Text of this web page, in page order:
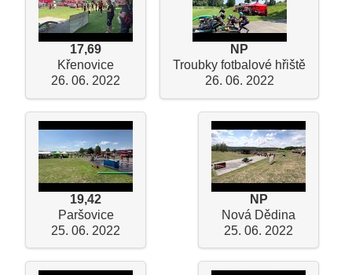
17,69
Křenovice
26. 06. 2022
NP
Troubky fotbalové hřiště
26. 06. 2022
19,42
Paršovice
25. 06. 2022
NP
Nová Dědina
25. 06. 2022